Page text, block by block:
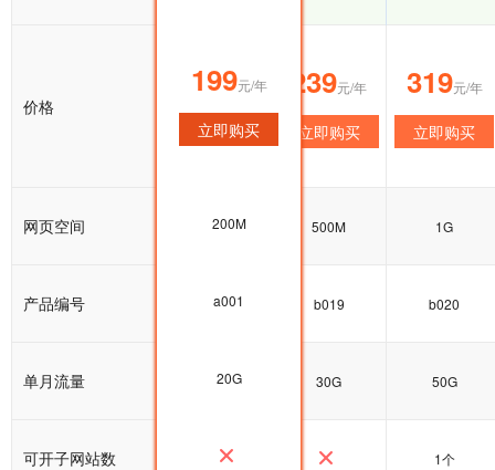
价格
199元/年
立即购买
239元/年
立即购买
319元/年
立即购买
网页空间 200M 500M 1G
产品编号 a001 b019 b020
单月流量 20G 30G 50G
可开子网站数 1个
199元/年
立即购买
200M
a001
20G